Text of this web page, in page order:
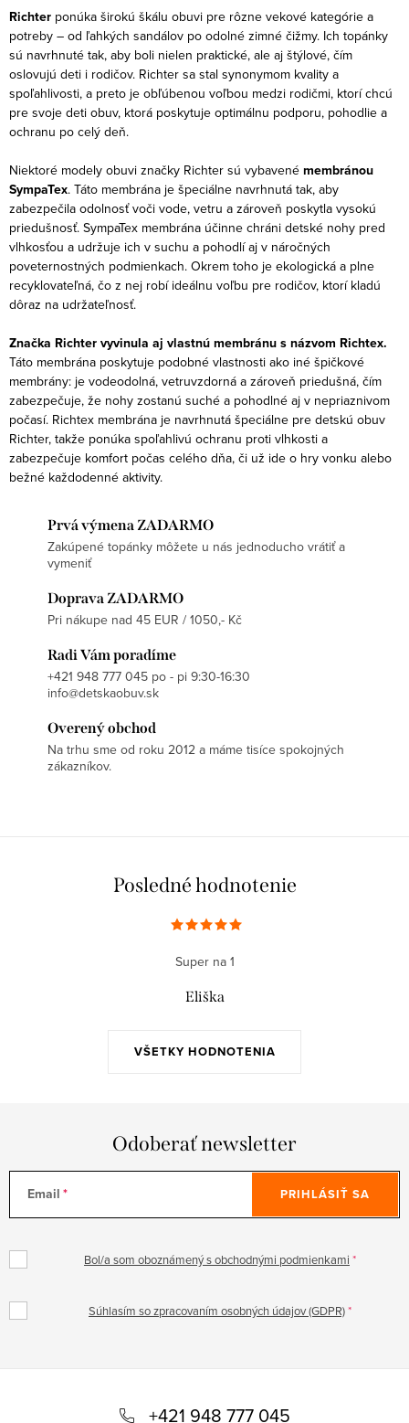
c
i
e
p
r
v
y
v
ý
p
i
s
á
n
k
o
v
a
n
i
e
Richter ponúka širokú škálu obuvi pre rôzne vekové kategórie a
potreby – od ľahkých sandálov po odolné zimné čižmy. Ich topánky
sú navrhnuté tak, aby boli nielen praktické, ale aj štýlové, čím
oslovujú deti i rodičov. Richter sa stal synonymom kvality a
spoľahlivosti, a preto je obľúbenou voľbou medzi rodičmi, ktorí chcú
pre svoje deti obuv, ktorá poskytuje optimálnu podporu, pohodlie a
ochranu po celý deň.
Niektoré modely obuvi značky Richter sú vybavené membránou
SympaTex. Táto membrána je špeciálne navrhnutá tak, aby
zabezpečila odolnosť voči vode, vetru a zároveň poskytla vysokú
priedušnosť. SympaTex membrána účinne chráni detské nohy pred
vlhkosťou a udržuje ich v suchu a pohodlí aj v náročných
poveternostných podmienkach. Okrem toho je ekologická a plne
recyklovateľná, čo z nej robí ideálnu voľbu pre rodičov, ktorí kladú
dôraz na udržateľnosť.
Značka Richter vyvinula aj vlastnú membránu s názvom Richtex.
Táto membrána poskytuje podobné vlastnosti ako iné špičkové
membrány: je vodeodolná, vetruvzdorná a zároveň priedušná, čím
zabezpečuje, že nohy zostanú suché a pohodlné aj v nepriaznivom
počasí. Richtex membrána je navrhnutá špeciálne pre detskú obuv
Richter, takže ponúka spoľahlivú ochranu proti vlhkosti a
zabezpečuje komfort počas celého dňa, či už ide o hry vonku alebo
bežné každodenné aktivity.
Prvá výmena ZADARMO
Zakúpené topánky môžete u nás jednoducho vrátiť a
vymeniť
Doprava ZADARMO
Pri nákupe nad 45 EUR / 1050,- Kč
Radi Vám poradíme
+421 948 777 045 po - pi 9:30-16:30
info@detskaobuv.sk
Overený obchod
Na trhu sme od roku 2012 a máme tisíce spokojných
zákazníkov.
Posledné hodnotenie
VŠETKY HODNOTENIA
Super na 1
Eliška
Odoberať newsletter
Email
Bol/a som oboznámený s obchodnými podmienkami
Súhlasím so zpracovaním osobných údajov (GDPR)
PRIHLÁSIŤ SA
+421 948 777 045